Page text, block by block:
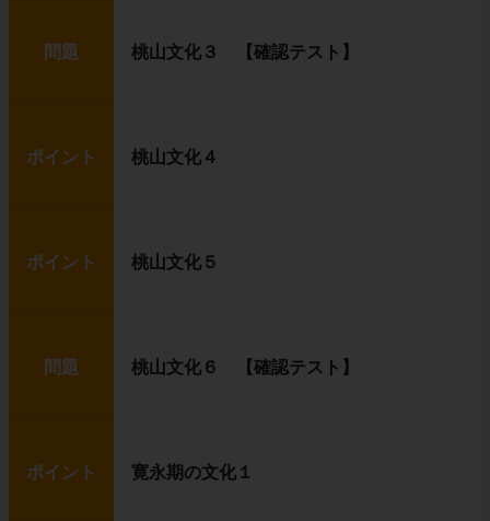
問題 桃山文化３ 【確認テスト】
ポイント 桃山文化４
ポイント 桃山文化５
問題 桃山文化６ 【確認テスト】
ポイント 寛永期の文化１